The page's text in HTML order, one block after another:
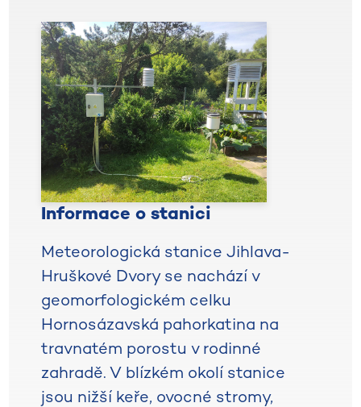
Informace o stanici
Meteorologická stanice Jihlava-
Hruškové Dvory se nachází v
geomorfologickém celku
Hornosázavská pahorkatina na
travnatém porostu v rodinné
zahradě. V blízkém okolí stanice
jsou nižší keře, ovocné stromy,